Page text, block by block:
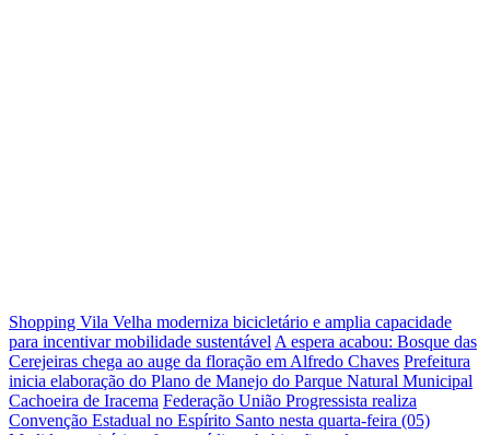
Shopping Vila Velha moderniza bicicletário e amplia capacidade
para incentivar mobilidade sustentável A espera acabou: Bosque das
Cerejeiras chega ao auge da floração em Alfredo Chaves Prefeitura
inicia elaboração do Plano de Manejo do Parque Natural Municipal
Cachoeira de Iracema Federação União Progressista realiza
Convenção Estadual no Espírito Santo nesta quarta-feira (05)